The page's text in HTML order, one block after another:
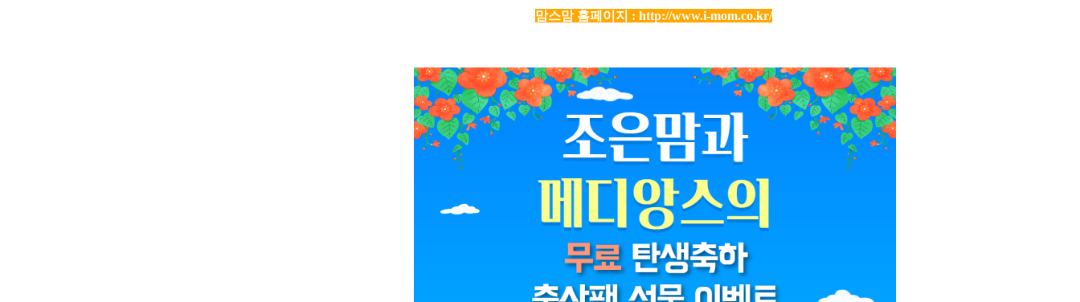
맘스맘 홈페이지 : http://www.i-mom.co.kr/